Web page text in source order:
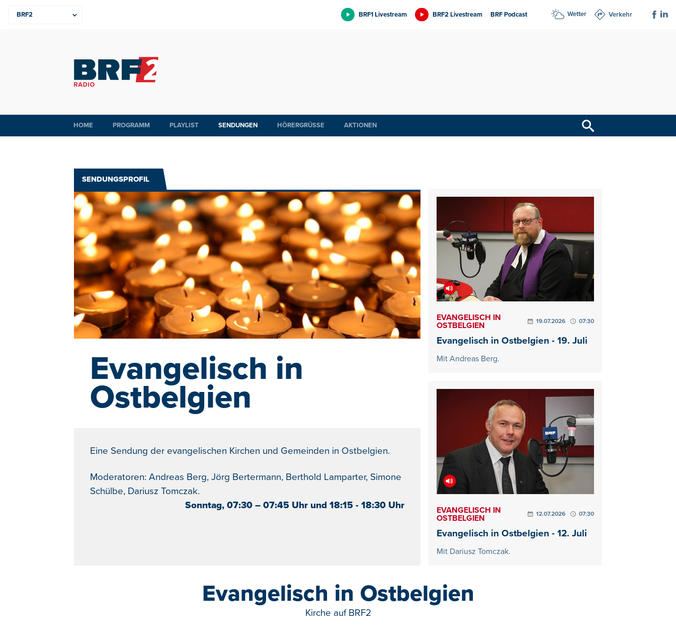
BRF1 Livestream BRF2 Livestream BRF Podcast Wetter Verkehr
HOME PROGRAMM PLAYLIST SENDUNGEN HÖRERGRÜSSE AKTIONEN
SENDUNGSPROFIL
Evangelisch in
Ostbelgien
Eine Sendung der evangelischen Kirchen und Gemeinden in Ostbelgien.
Moderatoren: Andreas Berg, Jörg Bertermann, Berthold Lamparter, Simone
Schülbe, Dariusz Tomczak.
Sonntag, 07:30 – 07:45 Uhr und 18:15 - 18:30 Uhr
EVANGELISCH IN
OSTBELGIEN
19.07.2026 07:30
Evangelisch in Ostbelgien - 19. Juli
Mit Andreas Berg.
EVANGELISCH IN
OSTBELGIEN
12.07.2026 07:30
Evangelisch in Ostbelgien - 12. Juli
Mit Dariusz Tomczak.
Evangelisch in Ostbelgien
Kirche auf BRF2